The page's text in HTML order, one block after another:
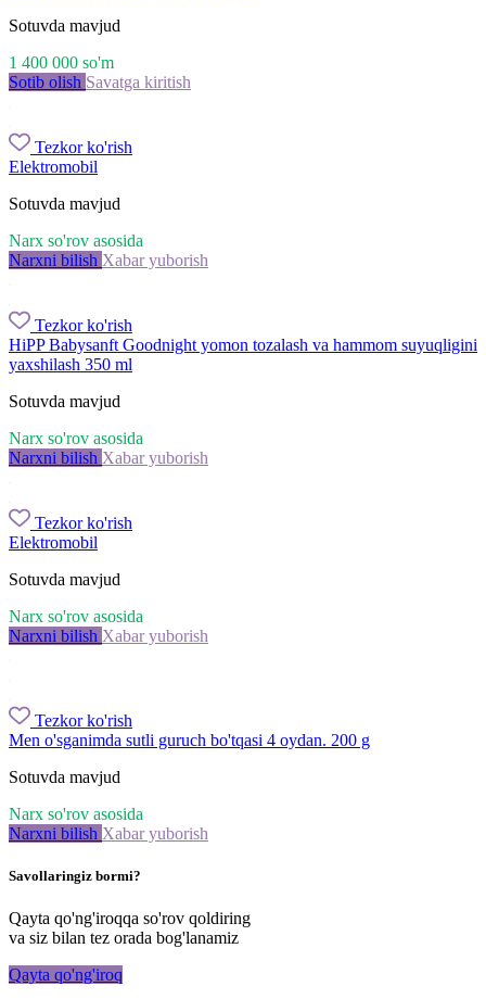
Sotuvda mavjud
1 400 000 so'm
Sotib olish Savatga kiritish
Tezkor ko'rish
Elektromobil
Sotuvda mavjud
Narx so'rov asosida
Narxni bilish Xabar yuborish
Tezkor ko'rish
HiPP Babysanft Goodnight yomon tozalash va hammom suyuqligini
yaxshilash 350 ml
Sotuvda mavjud
Narx so'rov asosida
Narxni bilish Xabar yuborish
Tezkor ko'rish
Elektromobil
Sotuvda mavjud
Narx so'rov asosida
Narxni bilish Xabar yuborish
Tezkor ko'rish
Men o'sganimda sutli guruch bo'tqasi 4 oydan. 200 g
Sotuvda mavjud
Narx so'rov asosida
Narxni bilish Xabar yuborish
Savollaringiz bormi?
Qayta qo'ng'iroqqa so'rov qoldiring
va siz bilan tez orada bog'lanamiz
Qayta qo'ng'iroq